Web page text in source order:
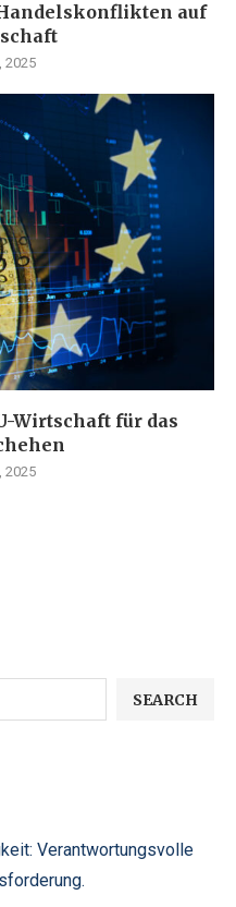
auf
2025
Wirtschaft für das
2025
SEARCH
Verantwortungsvolle